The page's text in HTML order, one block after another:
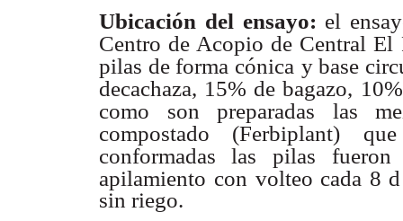
Ubicación del ensayo: el
Centro de Acopio de Central El
pilas de forma cónica y base
decachaza, 15% de bagazo,
como son preparadas las
compostado (Ferbiplant) que
conformadas las pilas
apilamiento con volteo cada 8
sin riego.